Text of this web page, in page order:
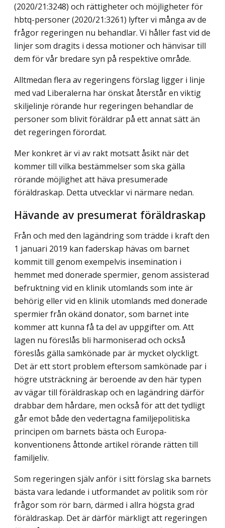
(2020/21:3248) och rättigheter och möjligheter för
hbtq-personer (2020/21:3261) lyfter vi många av de
frågor regeringen nu behandlar. Vi håller fast vid de
linjer som dragits i dessa motioner och hänvisar till
dem för vår bredare syn på respektive område.
Alltmedan flera av regeringens förslag ligger i linje
med vad Liberalerna har önskat återstår en viktig
skiljelinje rörande hur regeringen behandlar de
personer som blivit föräldrar på ett annat sätt än
det regeringen förordat.
Mer konkret är vi av rakt motsatt åsikt när det
kommer till vilka bestämmelser som ska gälla
rörande möjlighet att häva presumerade
föräldraskap. Detta utvecklar vi närmare nedan.
Hävande av presumerat föräldraskap
Från och med den lagändring som trädde i kraft den
1 januari 2019 kan faderskap hävas om barnet
kommit till genom exempelvis insemination i
hemmet med donerade spermier, genom assisterad
befruktning vid en klinik utomlands som inte är
behörig eller vid en klinik utomlands med donerade
spermier från okänd donator, som barnet inte
kommer att kunna få ta del av uppgifter om. Att
lagen nu föreslås bli harmoniserad och också
föreslås gälla samkönade par är mycket olyckligt.
Det är ett stort problem eftersom samkönade par i
högre utsträckning är beroende av den här typen
av vägar till föräldraskap och en lagändring därför
drabbar dem hårdare, men också för att det tydligt
går emot både den vedertagna familjepolitiska
principen om barnets bästa och Europa­
konventionens åttonde artikel rörande rätten till
familjeliv.
Som regeringen själv anför i sitt förslag ska barnets
bästa vara ledande i utformandet av politik som rör
frågor som rör barn, därmed i allra högsta grad
föräldraskap. Det är därför märkligt att regeringen